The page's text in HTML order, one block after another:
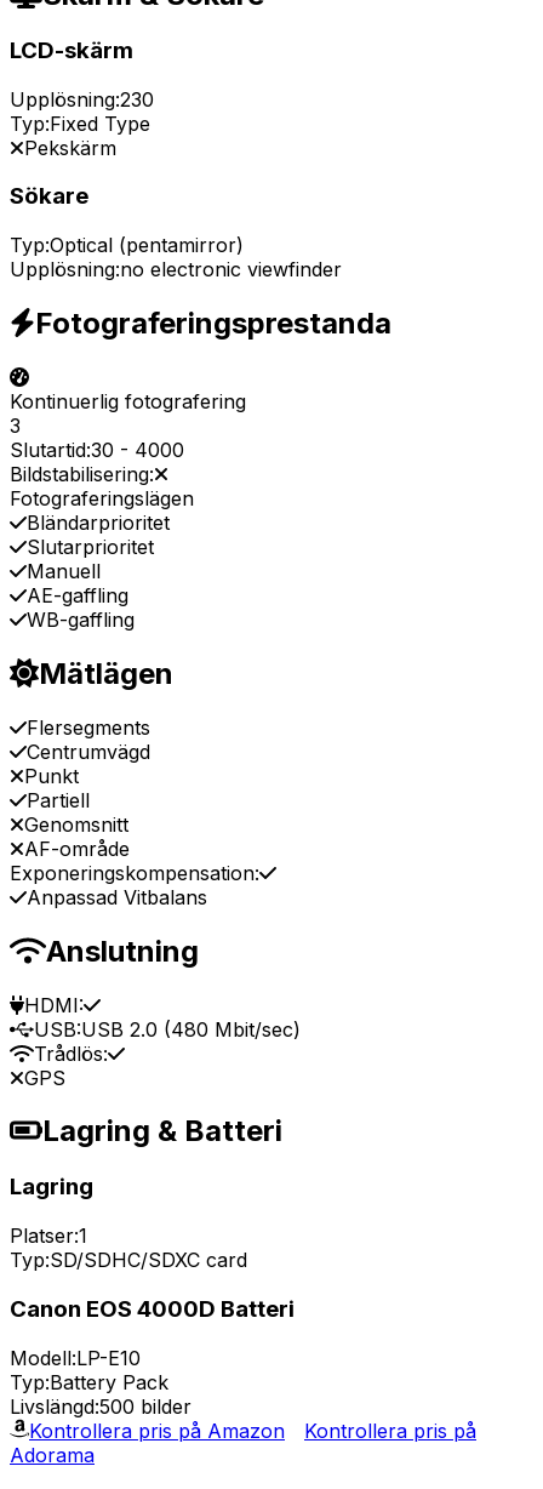
LCD-skärm
Upplösning:230
Typ:Fixed Type
Pekskärm
Sökare
Typ:Optical (pentamirror)
Upplösning:no electronic viewfinder
Fotograferingsprestanda
Kontinuerlig fotografering
3
Slutartid:30 - 4000
Bildstabilisering:
Fotograferingslägen
Bländarprioritet
Slutarprioritet
Manuell
AE-gaffling
WB-gaffling
Mätlägen
Flersegments
Centrumvägd
Punkt
Partiell
Genomsnitt
AF-område
Exponeringskompensation:
Anpassad Vitbalans
Anslutning
HDMI:
USB:USB 2.0 (480 Mbit/sec)
Trådlös:
GPS
Lagring & Batteri
Lagring
Platser:1
Typ:SD/SDHC/SDXC card
Canon EOS 4000D Batteri
Modell:LP-E10
Typ:Battery Pack
Livslängd:500 bilder
Kontrollera pris på Amazon
Kontrollera pris på
Adorama